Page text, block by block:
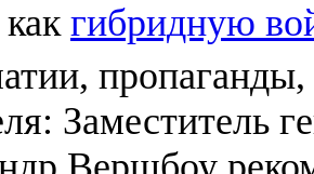
гибридную
Заместитель